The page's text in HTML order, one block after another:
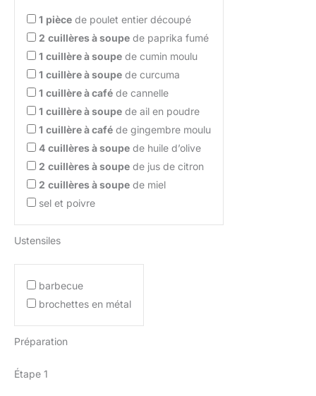
1 pièce de poulet entier découpé
2 cuillères à soupe de paprika fumé
1 cuillère à soupe de cumin moulu
1 cuillère à soupe de curcuma
1 cuillère à café de cannelle
1 cuillère à soupe de ail en poudre
1 cuillère à café de gingembre moulu
4 cuillères à soupe de huile d’olive
2 cuillères à soupe de jus de citron
2 cuillères à soupe de miel
sel et poivre
Ustensiles
barbecue
brochettes en métal
Préparation
Étape 1